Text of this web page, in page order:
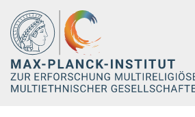
Hauptinhalt